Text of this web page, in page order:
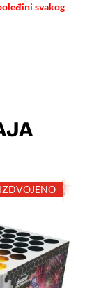
svakog
IZDVOJENO